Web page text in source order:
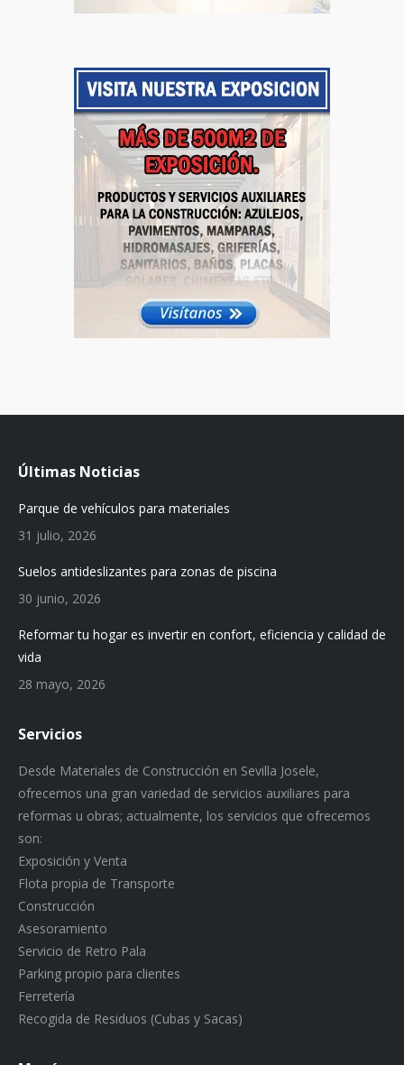
Últimas Noticias
Parque de vehículos para materiales
31 julio, 2026
Suelos antideslizantes para zonas de piscina
30 junio, 2026
Reformar tu hogar es invertir en confort, eficiencia y calidad de
vida
28 mayo, 2026
Servicios
Desde Materiales de Construcción en Sevilla Josele,
ofrecemos una gran variedad de servicios auxiliares para
reformas u obras; actualmente, los servicios que ofrecemos
son:
Exposición y Venta
Flota propia de Transporte
Construcción
Asesoramiento
Servicio de Retro Pala
Parking propio para clientes
Ferretería
Recogida de Residuos (Cubas y Sacas)